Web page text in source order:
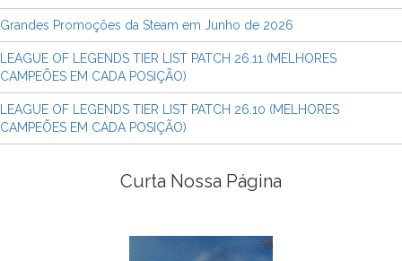
Grandes Promoções da Steam em Junho de 2026
LEAGUE OF LEGENDS TIER LIST PATCH 26.11 (MELHORES
CAMPEÕES EM CADA POSIÇÃO)
LEAGUE OF LEGENDS TIER LIST PATCH 26.10 (MELHORES
CAMPEÕES EM CADA POSIÇÃO)
Curta Nossa Página